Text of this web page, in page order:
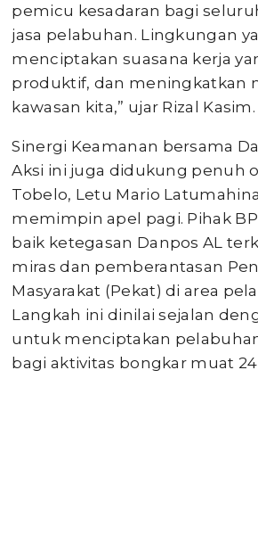
pemicu kesadaran bagi
jasa pelabuhan. Lingkungan
menciptakan suasana kerja
produktif, dan meningkatkan
kawasan kita,” ujar Rizal Kasim.
Sinergi Keamanan bersama
​Aksi ini juga didukung penuh
Tobelo, Letu Mario
memimpin apel pagi. Pihak
baik ketegasan Danpos AL
miras dan pemberantasan
Masyarakat (Pekat) di area
Langkah ini dinilai sejalan
untuk menciptakan
bagi aktivitas bongkar muat